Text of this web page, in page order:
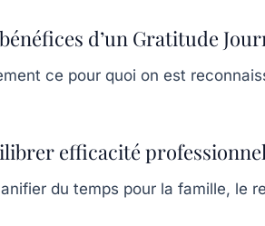
d’un Gratitude
ce pour quoi on est
efficacité
du temps pour la famille, le